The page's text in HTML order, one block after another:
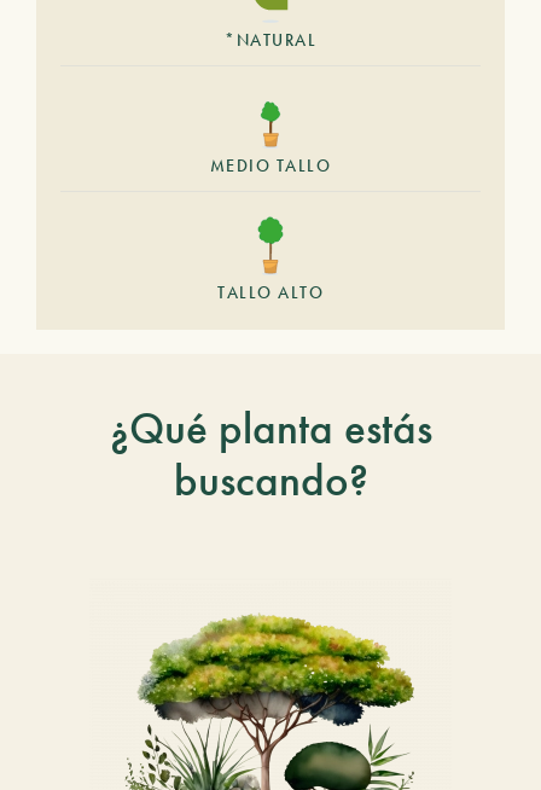
*NATURAL
MEDIO TALLO
TALLO ALTO
¿Qué planta estás
buscando?